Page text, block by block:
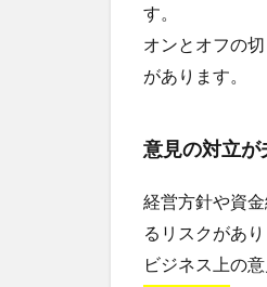
す。
オンとオフの
があります。
意見の対立
経営方針や資
るリスクがあり
ビジネス上の